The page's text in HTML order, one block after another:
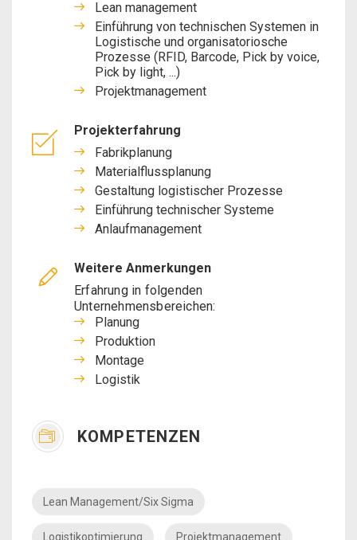
Lean management
Einführung von technischen Systemen in
Logistische und organisatoriosche
Prozesse (RFID, Barcode, Pick by voice,
Pick by light, ...)
Projektmanagement
Projekterfahrung
Fabrikplanung
Materialflussplanung
Gestaltung logistischer Prozesse
Einführung technischer Systeme
Anlaufmanagement
Weitere Anmerkungen
Erfahrung in folgenden
Unternehmensbereichen:
Planung
Produktion
Montage
Logistik
KOMPETENZEN
Lean Management/Six Sigma
Logistikoptimierung Projektmanagement